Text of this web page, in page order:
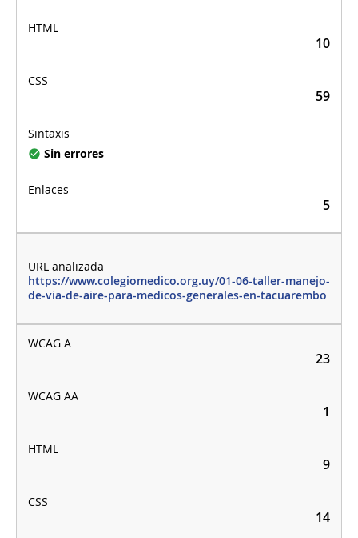
10
59
Sin errores
5
https://www.colegiomedico.org.uy/01-06-taller-manejo-
de-via-de-aire-para-medicos-generales-en-tacuarembo
23
1
9
14